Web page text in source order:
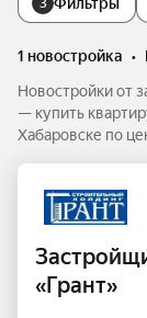
3
1 новостройка •
Новостройки от
— купить
Хабаровске по
«Грант»